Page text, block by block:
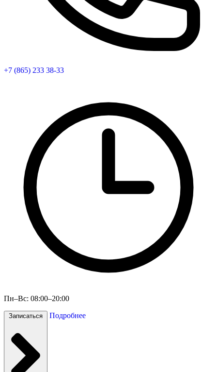
+7 (865) 233 38-33
Пн–Вс: 08:00–20:00
Записаться Подробнее